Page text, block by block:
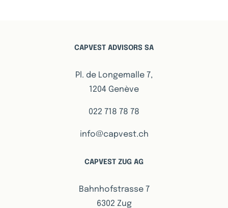
CAPVEST ADVISORS SA
Pl. de Longemalle 7,
1204 Genève
022 718 78 78
info@capvest.ch
CAPVEST ZUG AG
Bahnhofstrasse 7
6302 Zug